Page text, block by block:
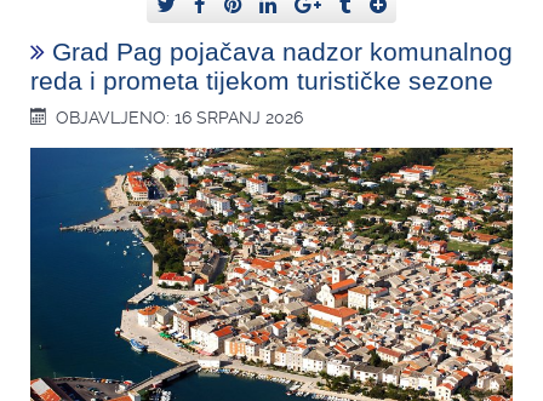
Grad Pag pojačava nadzor komunalnog
reda i prometa tijekom turističke sezone
OBJAVLJENO: 16 SRPANJ 2026